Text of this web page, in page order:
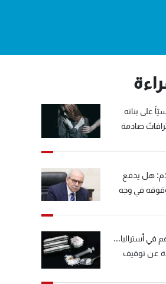
على بناته
صادمة
هل يدفع
في وجه
في أستراليا...
عن توقيف